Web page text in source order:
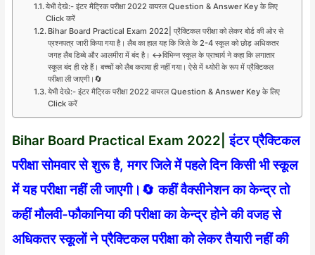
येभी देखे:- इंटर मैट्रिक परीक्षा 2022 वायरल Question & Answer Key के लिए
Click करें
Bihar Board Practical Exam 2022| प्रैक्टिकल परीक्षा को लेकर बोर्ड की ओर से
प्रश्नपत्र जारी किया गया है। लैब का हाल यह कि जिले के 2-4 स्कूल को छोड़ अधिकतर
जगह लैब डिब्बे और आलमीरा में बंद है। ↔️विभिन्न स्कूल के प्राचार्य ने कहा कि लगातार
स्कूल बंद ही रहे हैं। बच्चों को लैब कराया ही नहीं गया। ऐसे में थ्योरी के रूप में प्रैक्टिकल
परीक्षा ली जाएगी।🔄
येभी देखे:- इंटर मैट्रिक परीक्षा 2022 वायरल Question & Answer Key के लिए
Click करें
Bihar Board Practical Exam 2022|इंटर प्रैक्टिकल
परीक्षा सोमवार से शुरू है, मगर जिले में पहले दिन किसी भी स्कूल
में यह परीक्षा नहीं ली जाएगी।🔄 कहीं वैक्सीनेशन का केन्द्र तो
कहीं मौलवी-फौकानिया की परीक्षा का केन्द्र होने की वजह से
अधिकतर स्कूलों ने प्रैक्टिकल परीक्षा को लेकर तैयारी नहीं की